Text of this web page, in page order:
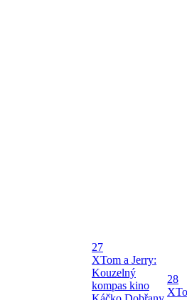
27
XTom a Jerry:
Kouzelný
kompas kino
28
X